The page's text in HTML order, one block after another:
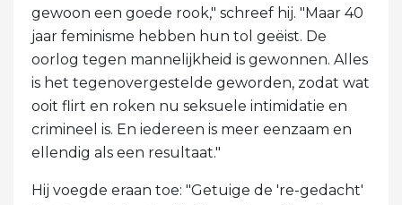
gewoon een goede rook," schreef hij. "Maar 40
jaar feminisme hebben hun tol geëist. De
oorlog tegen mannelijkheid is gewonnen. Alles
is het tegenovergestelde geworden, zodat wat
ooit flirt en roken nu seksuele intimidatie en
crimineel is. En iedereen is meer eenzaam en
ellendig als een resultaat."
Hij voegde eraan toe: "Getuige de 're-gedacht'